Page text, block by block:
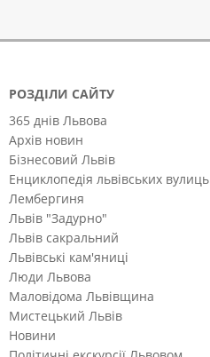
РОЗДІЛИ САЙТУ
365 днів Львова
Архів новин
Бізнесовий Львів
Енциклопедія львівських вулиць
Лембергиня
Львів "Задурно"
Львів сакральний
Львівські кам'яниці
Люди Львова
Маловідома Львівщина
Мистецький Львів
Новини